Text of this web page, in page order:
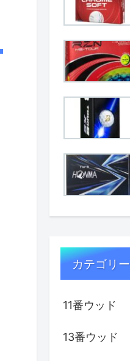
カテゴリー
11番ウッド
13番ウッド